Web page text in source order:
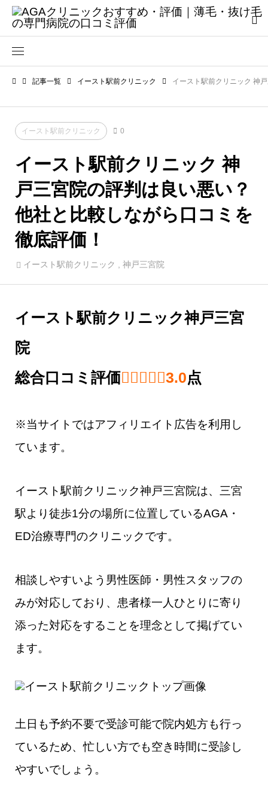
記事一覧 イースト駅前クリニック イースト駅前クリニック 神
イースト駅前クリニック 0
イースト駅前クリニック 神
戸三宮院の評判は良い悪い？
他社と比較しながら口コミを
徹底評価！
イースト駅前クリニック , 神戸三宮院
イースト駅前クリニック神戸三宮
院
総合口コミ評価
3.0 out of 5.0
3.0点
※当サイトではアフィリエイト広告を利用し
ています。
イースト駅前クリニック神戸三宮院は、三宮
駅より徒歩1分の場所に位置しているAGA・
ED治療専門のクリニックです。
相談しやすいよう男性医師・男性スタッフの
みが対応しており、患者様一人ひとりに寄り
添った対応をすることを理念として掲げてい
ます。
土日も予約不要で受診可能で院内処方も行っ
ているため、忙しい方でも空き時間に受診し
やすいでしょう。